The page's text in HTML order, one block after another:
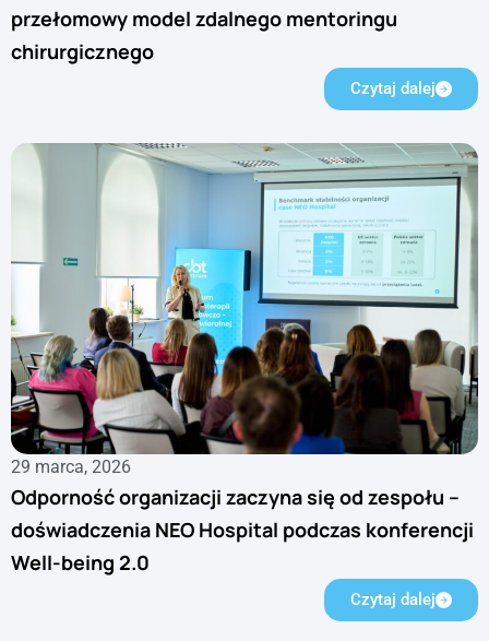
przełomowy model zdalnego mentoringu
chirurgicznego
Czytaj dalej
29 marca, 2026
Odporność organizacji zaczyna się od zespołu –
doświadczenia NEO Hospital podczas konferencji
Well-being 2.0
Czytaj dalej